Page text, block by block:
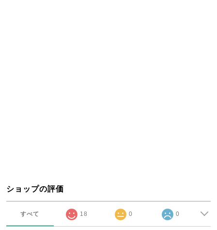
ショップの評価
すべて 18 0 0